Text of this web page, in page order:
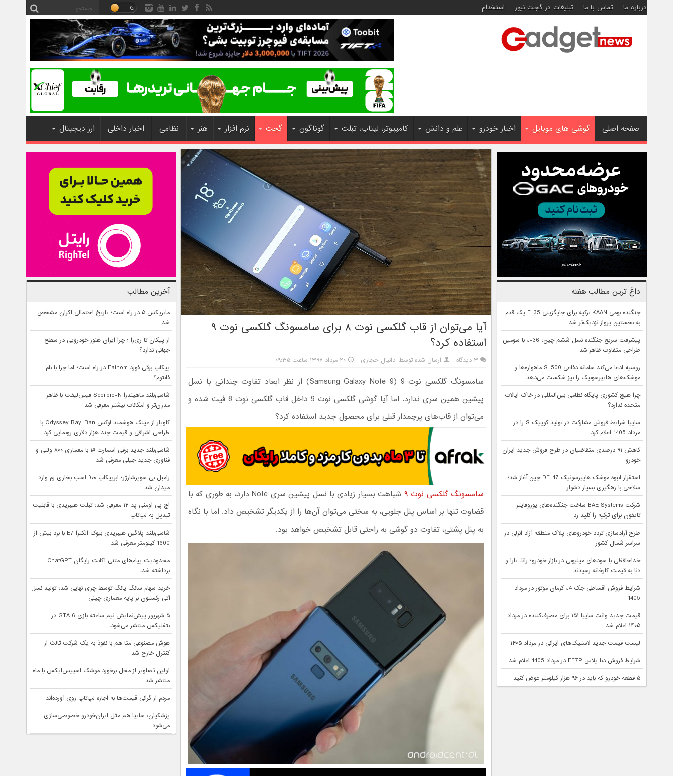
درباره ما تماس با ما تبلیغات در گجت نیوز استخدام
صفحه اصلی گوشی های موبایل اخبار خودرو علم و دانش کامپیوتر، لپتاپ، تبلت گوناگون گجت نرم افزار هنر نظامی اخبار داخلی ارز دیجیتال
آیا می‌توان از قاب گلکسی نوت ۸ برای سامسونگ گلکسی نوت ۹
استفاده کرد؟
۳ دیدگاه ارسال شده توسط: دانیال حجاری ۲۰ مرداد ۱۳۹۷ ساعت ۰۹:۳۵
سامسونگ گلکسی نوت 9 (Samsung Galaxy Note 9) از نظر ابعاد تفاوت چندانی با نسل
پیشین همین سری ندارد. اما آیا گوشی گلکسی نوت 9 داخل قاب گلکسی نوت 8 فیت شده و
می‌توان از قاب‌های پرچمدار قبلی برای محصول جدید استفاده کرد؟
سامسونگ گلکسی نوت ۹
شباهت بسیار زیادی با نسل پیشین سری Note دارد، به طوری که با
قضاوت تنها بر اساس پنل جلویی، به سختی می‌توان آن‌ها را از یکدیگر تشخیص داد. اما با نگاه
به پنل پشتی، تفاوت دو گوشی به راحتی قابل تشخیص خواهد بود.
داغ ترین مطالب هفته
جنگنده بومی KAAN ترکیه برای جایگزینی F-35 یک قدم
به نخستین پرواز نزدیک‌تر شد
پیشرفت سریع جنگنده نسل ششم چین؛ J-36 با سومین
طراحی متفاوت ظاهر شد
روسیه ادعا می‌کند سامانه دفاعی S-500 ماهواره‌ها و
موشک‌های هایپرسونیک را نیز شکست می‌دهد
چرا هیچ کشوری پایگاه نظامی بین‌المللی در خاک ایالات
متحده ندارد؟
سایپا شرایط فروش مشارکت در تولید کوییک S را در
مرداد 1405 اعلام کرد
کاهش ۹۱ درصدی متقاضیان در طرح فروش جدید ایران
خودرو
استقرار انبوه موشک هایپرسونیک DF-17 چین آغاز شد؛
سلاحی با رهگیری بسیار دشوار
شرکت BAE Systems ساخت جنگنده‌های یوروفایتر
تایفون برای ترکیه را کلید زد
طرح آزادسازی تردد خودروهای پلاک منطقه آزاد انزلی در
سراسر شمال کشور
خداحافظی با سودهای میلیونی در بازار خودرو؛ رانا، تارا و
دنا به قیمت کارخانه رسیدند
شرایط فروش اقساطی جک J4 کرمان موتور در مرداد
1405
قیمت جدید وانت سایپا ۱۵۱ برای مصرف‌کننده در مرداد
۱۴۰۵ اعلام شد
لیست قیمت جدید لاستیک‌های ایرانی در مرداد ۱۴۰۵
شرایط فروش دنا پلاس EF7P در مرداد 1405 اعلام شد
۵ قطعه خودرو که باید در ۹۶ هزار کیلومتر عوض کنید
آخرین مطالب
ماتریکس ۵ در راه است؛ تاریخ احتمالی اکران مشخص
شد
از پیکان تا ری‌را ؛ چرا ایران هنوز خودرویی در سطح
جهانی ندارد؟
پیکاپ برقی فورد Fathom در راه است؛ اما چرا با نام
فانتوم؟
شاسی‌بلند ماهیندرا Scorpio-N فیس‌لیفت با ظاهر
مدرن‌تر و امکانات بیشتر معرفی شد
کاویار از عینک هوشمند لوکس Odyssey Ray-Ban با
طراحی اشرافی و قیمت چند هزار دلاری رونمایی کرد
شاسی‌بلند جدید برقی اسمارت #۱ با معماری ۸۰۰ ولتی و
فناوری جدید جیلی معرفی شد
رامبل بی سوپرشارژر؛ ابرپیکاپ ۹۰۰ اسب بخاری رم وارد
میدان شد
اچ پی اومنی پد ۱۲ معرفی شد؛ تبلت هیبریدی با قابلیت
تبدیل به لپ‌تاپ
شاسی‌بلند پلاگین هیبریدی بیوک الکترا E7 با برد بیش از
1600 کیلومتر معرفی شد
محدودیت پیام‌های متنی اکانت رایگان ChatGPT
برداشته شد!
خرید سهام سانگ‌ یانگ توسط چری نهایی شد؛ تولید نسل
آتی رکستون بر پایه معماری چینی
۵ شهریور پیش‌نمایش نیم ساعته بازی GTA 6 در
نتفلیکس منتشر می‌شود!
هوش مصنوعی متا هم با نفوذ به یک شرکت ثالث از
کنترل خارج شد
اولین تصاویر از محل برخورد موشک اسپیس‌ایکس با ماه
منتشر شد
مردم از گرانی قیمت‌ها به اجاره لپ‌تاپ روی آورده‌اند!
پزشکیان: سایپا هم مثل ایران‌خودرو خصوصی‌سازی
می‌شود